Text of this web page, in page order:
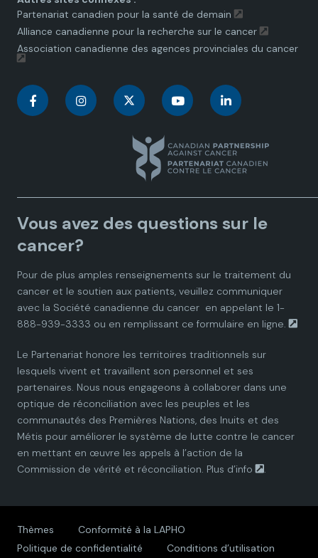
Partenariat canadien pour la santé de demain
Alliance canadienne pour la recherche sur le cancer
Association canadienne des agences provinciales du cancer
C
a
d
a
n
P
a
r
t
e
C
a
d
a
n
P
a
r
t
e
n
a
d
a
n
P
a
r
t
e
C
n
a
d
a
n
P
a
r
t
e
C
n
a
d
a
n
P
a
r
t
Vous avez des questions sur le
cancer?
Pour de plus amples renseignements sur le traitement du
cancer et le soutien aux patients, veuillez communiquer
avec la Société canadienne du cancer en appelant le 1-
888-939-3333 ou en remplissant ce formulaire en ligne.
Le Partenariat honore les territoires traditionnels sur
lesquels vivent et travaillent son personnel et ses
partenaires. Nous nous engageons à collaborer dans une
optique de réconciliation avec les peuples et les
communautés des Premières Nations, des Inuits et des
Métis pour améliorer le système de lutte contre le cancer
en mettant en œuvre les appels à l’action de la
Commission de vérité et réconciliation. Plus d’info .
Thèmes
Conformité à la LAPHO
Politique de confidentialité
Conditions d’utilisation